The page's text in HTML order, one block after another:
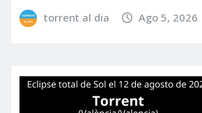
torrent al dia Ago 5, 2026